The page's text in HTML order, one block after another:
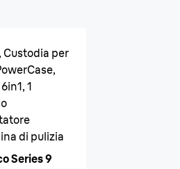
Custodia per
1
di pulizia
Series 9